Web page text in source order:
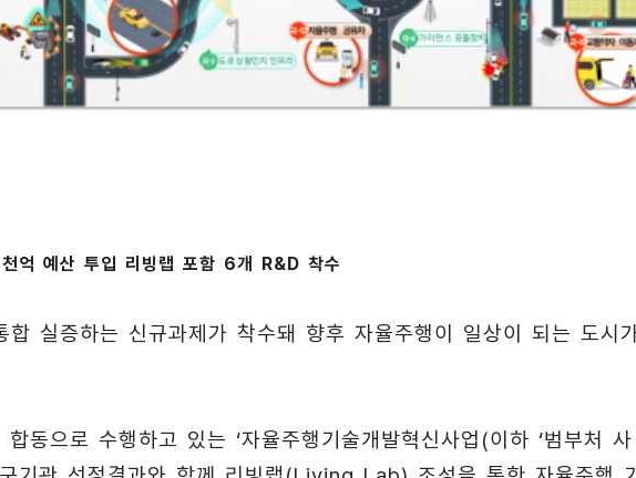
천억 예산 투입 리빙랩 포함 6개 R&D 착수
실증하는 신규과제가 착수돼 향후 자율주행이 일상이 되는 도시
동으로 수행하고 있는 ‘자율주행기술개발혁신사업(이하 ‘범부처 사